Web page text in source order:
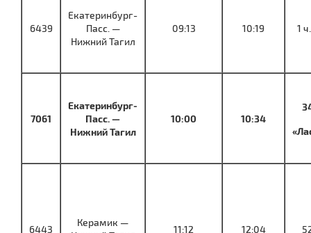
6439
Екатеринбург-
Пасс. —
Нижний Тагил
09:13 10:19 1
7061
Екатеринбург-
Пасс. —
Нижний Тагил
10:00 10:34
6443
Керамик —
11:12 12:04